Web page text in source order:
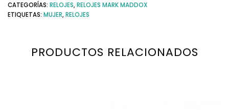
CATEGORÍAS: RELOJES,RELOJES MARK MADDOX
ETIQUETAS: MUJER,RELOJES
PRODUCTOS RELACIONADOS